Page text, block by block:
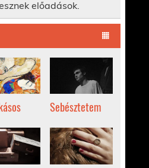
előadások.
Sebésztetem